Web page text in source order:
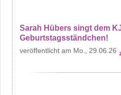
Sarah Hübers singt dem
Geburtstagsständchen!
Mo., 29.06.26